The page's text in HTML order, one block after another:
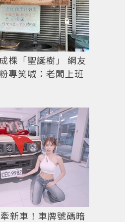
Le City包，見證了無數
棵「聖誕樹」 網友
專笑喊：老闆上班
新車！車牌號碼暗